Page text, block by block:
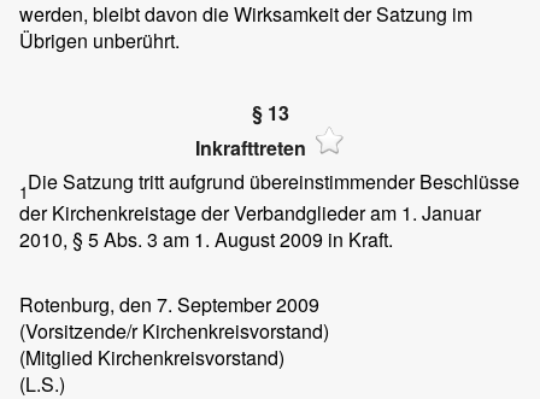
werden, bleibt davon die Wirksamkeit der Satzung im
Übrigen unberührt.
§ 13
Inkrafttreten
1Die Satzung tritt aufgrund übereinstimmender Beschlüsse
der Kirchenkreistage der Verbandglieder am 1. Januar
2010, § 5 Abs. 3 am 1. August 2009 in Kraft.
Rotenburg, den 7. September 2009
(Vorsitzende/r Kirchenkreisvorstand)
(Mitglied Kirchenkreisvorstand)
(L.S.)